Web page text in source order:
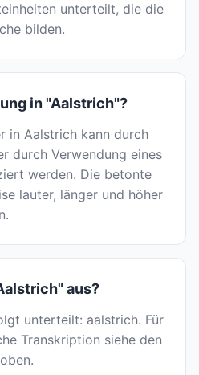
unterteilt, die die
bilden.
in "Aalstrich"?
in Aalstrich kann durch
durch Verwendung eines
werden. Die betonte
lauter, länger und höher
aus?
unterteilt: aalstrich. Für
Transkription siehe den